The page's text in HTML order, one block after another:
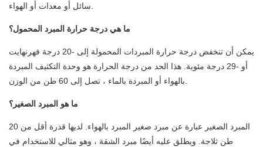
سائل أو معدات أو الهواء.
ما هي درجة حرارة المبرد المحمول؟
يمكن أن تنخفض درجة حرارة المبردات المحمولة إلى -20 درجة فهرنهايت
أو -29 درجة مئوية. هذا الحد من درجة الحرارة هو وحدة التكثيف المبردة
بالهواء أو المبردة بالماء ، تصل إلى 60 طن من الوزن.
ما هو المبرد الصغير؟
المبرد الصغير عبارة عن مبرد صغير المبرد بالهواء. لديها قدرة أقل من 20
طن ثلاجة. ويطلق عليه أيضًا مبرد الشقة ، وهو مثالي للاستخدام في